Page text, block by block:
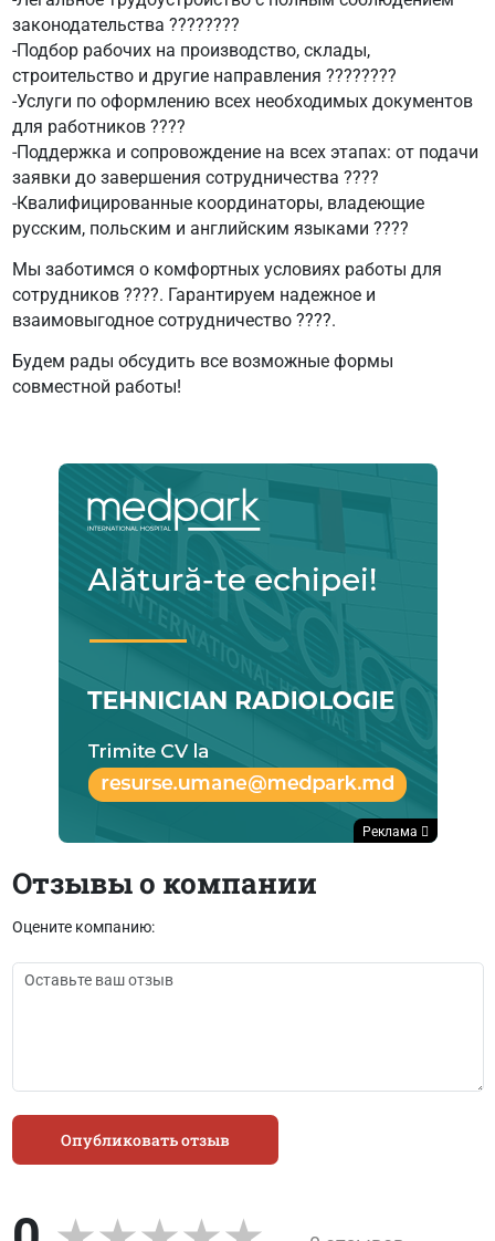
законодательства ????????
-Подбор рабочих на производство, склады,
строительство и другие направления ????️????
-Услуги по оформлению всех необходимых документов
для работников ????
-Поддержка и сопровождение на всех этапах: от подачи
заявки до завершения сотрудничества ????
-Квалифицированные координаторы, владеющие
русским, польским и английским языками ????
Мы заботимся о комфортных условиях работы для
сотрудников ????. Гарантируем надежное и
взаимовыгодное сотрудничество ????.
Будем рады обсудить все возможные формы
совместной работы!
Реклама
Отзывы о компании
Оцените компанию:
Опубликовать отзыв